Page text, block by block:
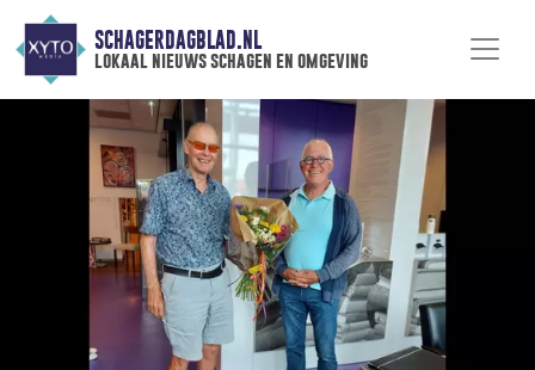
SCHAGERDAGBLAD.NL
lokaal nieuws schagen en omgeving